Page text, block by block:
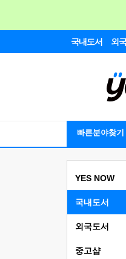
국내도서 외
빠른분야찾기
YES NOW
국내도서
외국도서
중고샵